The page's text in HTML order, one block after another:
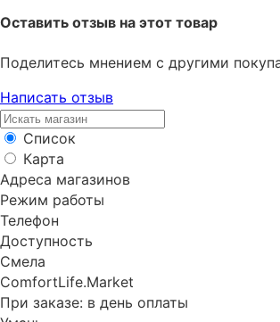
Оставить отзыв на этот товар
Поделитесь мнением с другими
Написать отзыв
Список
Карта
Адреса магазинов
Режим работы
Телефон
Доступность
Смела
ComfortLife.Market
При заказе: в день оплаты